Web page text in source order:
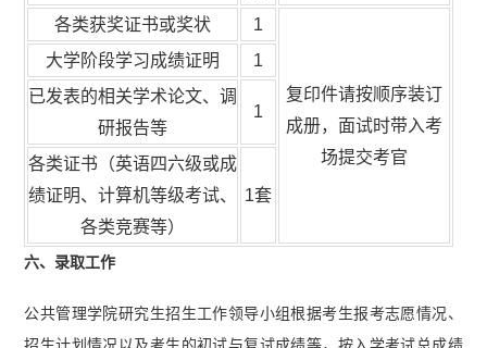
各类获奖证书或奖状 1
复印件请按顺序装订
成册，面试时带入考
场提交考官
大学阶段学习成绩证明
1
已发表的相关学术论文、调
研报告等
1
各类证书（英语四六级或成
绩证明、计算机等级考试、
各类竞赛等）
1套
六、录取工作
公共管理学院研究生招生工作领导小组根据考生报考志愿情况、